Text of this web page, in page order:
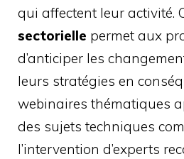
qui affectent leur activité.
sectorielle permet aux
d’anticiper les
leurs stratégies en
webinaires thématiques
des sujets techniques
l’intervention d’experts